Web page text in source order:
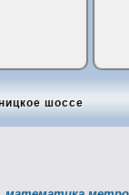
шоссе